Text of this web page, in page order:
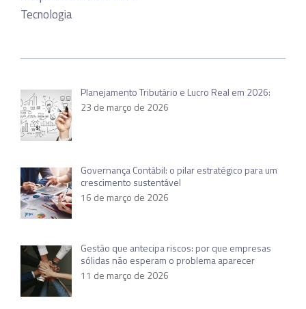
Tecnologia
Planejamento Tributário e Lucro Real em 2026:
23 de março de 2026
Governança Contábil: o pilar estratégico para um
crescimento sustentável
16 de março de 2026
Gestão que antecipa riscos: por que empresas
sólidas não esperam o problema aparecer
11 de março de 2026